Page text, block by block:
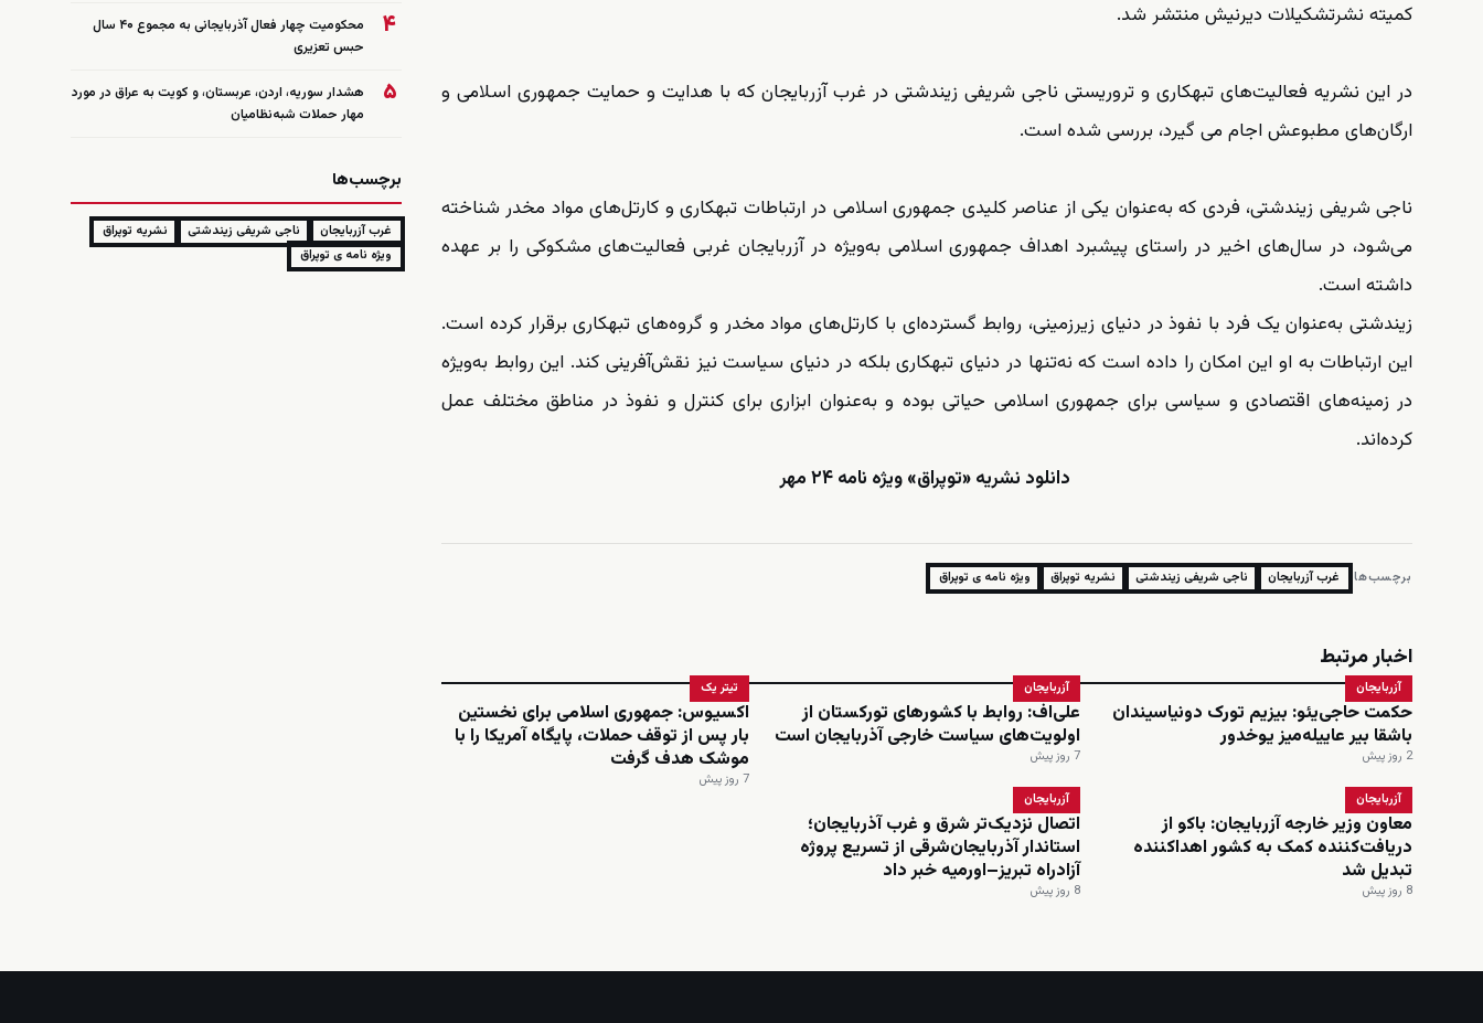
کمیته نشرتشکیلات دیرنیش منتشر شد.
در این نشریه فعالیت‌های تبهکاری و تروریستی ناجی شریفی زیندشتی در غرب آزربایجان که با هدایت و حمایت جمهوری اسلامی و
ارگان‌های مطبوعش اجام می گیرد، بررسی شده است.
ناجی شریفی زیندشتی، فردی که به‌عنوان یکی از عناصر کلیدی جمهوری اسلامی در ارتباطات تبهکاری و کارتل‌های مواد مخدر شناخته
می‌شود، در سال‌های اخیر در راستای پیشبرد اهداف جمهوری اسلامی به‌ویژه در آزربایجان غربی فعالیت‌های مشکوکی را بر عهده
داشته است.
زیندشتی به‌عنوان یک فرد با نفوذ در دنیای زیرزمینی، روابط گسترده‌ای با کارتل‌های مواد مخدر و گروه‌های تبهکاری برقرار کرده است.
این ارتباطات به او این امکان را داده است که نه‌تنها در دنیای تبهکاری بلکه در دنیای سیاست نیز نقش‌آفرینی کند. این روابط به‌ویژه
در زمینه‌های اقتصادی و سیاسی برای جمهوری اسلامی حیاتی بوده و به‌عنوان ابزاری برای کنترل و نفوذ در مناطق مختلف عمل
کرده‌اند.
دانلود نشریه «توپراق» ویژه نامه ۲۴ مهر
برچسب‌ها: غرب آزربایجان ناجی شریفی زیندشتی نشریه توپراق ویژه نامه ی توپراق
اخبار مرتبط
آزربایجان
حکمت حاجی‌یئو: بیزیم تورک دونیاسیندان
باشقا بیر عاییله‌میز یوخدور
2 روز پیش
آزربایجان
علی‌اف: روابط با کشورهای تورکستان از
اولویت‌های سیاست خارجی آذربایجان است
7 روز پیش
تیتر یک
اکسیوس: جمهوری اسلامی برای نخستین
بار پس از توقف حملات، پایگاه آمریکا را با
موشک هدف گرفت
7 روز پیش
آزربایجان
معاون وزیر خارجه آزربایجان: باکو از
دریافت‌کننده کمک به کشور اهداکننده
تبدیل شد
8 روز پیش
آزربایجان
اتصال نزدیک‌تر شرق و غرب آذربایجان؛
استاندار آذربایجان‌شرقی از تسریع پروژه
آزادراه تبریز–اورمیه خبر داد
8 روز پیش
۴
محکومیت چهار فعال آذربایجانی به مجموع ۴۰ سال
حبس تعزیری
۵
هشدار سوریه، اردن، عربستان، و کویت به عراق در مورد
مهار حملات شبه‌نظامیان
برچسب‌ها
غرب آزربایجان ناجی شریفی زیندشتی
نشریه توپراق
ویژه نامه ی توپراق